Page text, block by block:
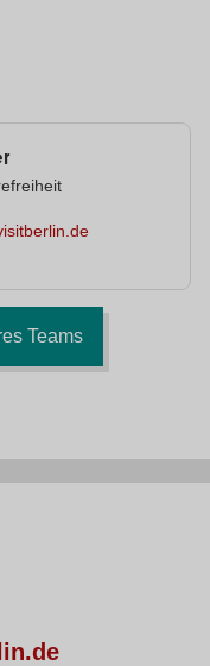
Teams